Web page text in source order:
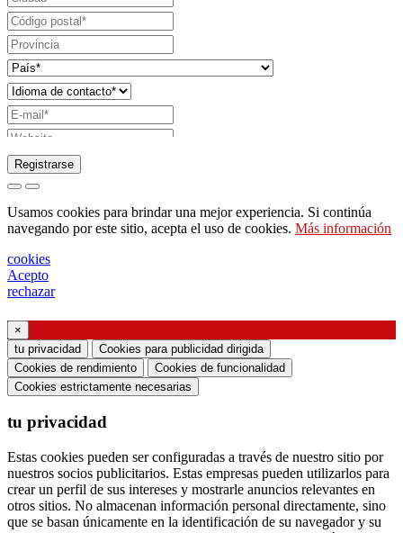
Solicitud de envío de catálogo
Solicite ser contactado por su representante de
ventas
Solicitud de soporte o diseño de iluminación
Solicitud de seminario web o formación sobre
productos Ghidini & Lucitalia
Manifestación de consentimiento (artículo 7 del
Reglamento de la UE n. ° 2016/679)
Declaro haber leído la información sobre el
tratamiento de datos personales y acepto el
tratamiento de mis datos personales.
Doy mi consentimiento para el procesamiento de
mis datos personales para recibir comunicaciones
Registrarse
Usamos cookies para brindar una mejor experiencia. Si continúa
navegando por este sitio, acepta el uso de cookies. Más información
cookies
Acepto
rechazar
×
tu privacidad
Cookies para publicidad dirigida
Cookies de rendimiento
Cookies de funcionalidad
Cookies estrictamente necesarias
tu privacidad
Estas cookies pueden ser configuradas a través de nuestro sitio por
nuestros socios publicitarios. Estas empresas pueden utilizarlos para
crear un perfil de sus intereses y mostrarle anuncios relevantes en
otros sitios. No almacenan información personal directamente, sino
que se basan únicamente en la identificación de su navegador y su